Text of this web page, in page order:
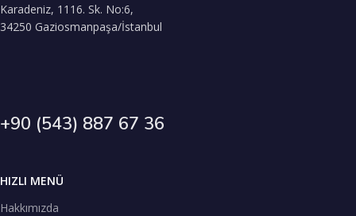
Karadeniz, 1116. Sk. No:6,
34250 Gaziosmanpaşa/İstanbul
+90 (543) 887 67 36
HIZLI MENÜ
Hakkımızda